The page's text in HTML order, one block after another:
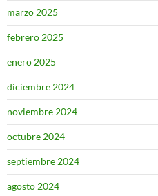
marzo 2025
febrero 2025
enero 2025
diciembre 2024
noviembre 2024
octubre 2024
septiembre 2024
agosto 2024